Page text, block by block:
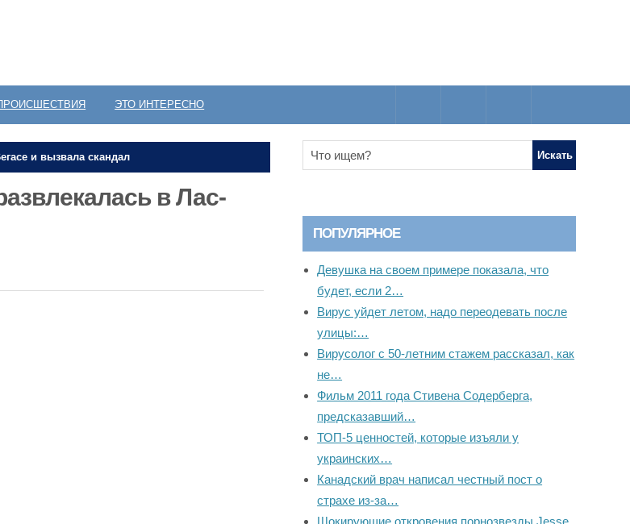
ЭТО ИНТЕРЕСНО
и вызвала скандал
в Лас-
ПОПУЛЯРНОЕ
Девушка на своем примере показала, что
будет, если 2…
Вирус уйдет летом, надо переодевать после
улицы:…
Вирусолог с 50-летним стажем рассказал, как
не…
Фильм 2011 года Стивена Содерберга,
предсказавший…
ТОП-5 ценностей, которые изъяли у
украинских…
Канадский врач написал честный пост о
страхе из-за…
Шокирующие откровения порнозвезды Jesse